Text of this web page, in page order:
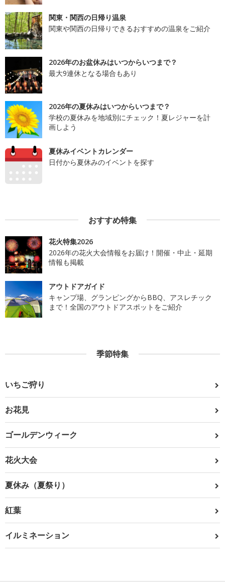
関東・関西の日帰り温泉
関東や関西の日帰りできるおすすめの温泉をご紹介
2026年のお盆休みはいつからいつまで？
最大9連休となる場合もあり
2026年の夏休みはいつからいつまで？
学校の夏休みを地域別にチェック！夏レジャーを計
画しよう
夏休みイベントカレンダー
日付から夏休みのイベントを探す
おすすめ特集
花火特集2026
2026年の花火大会情報をお届け！開催・中止・延期
情報も掲載
アウトドアガイド
キャンプ場、グランピングからBBQ、アスレチック
まで！全国のアウトドアスポットをご紹介
季節特集
いちご狩り
お花見
ゴールデンウィーク
花火大会
夏休み（夏祭り）
紅葉
イルミネーション